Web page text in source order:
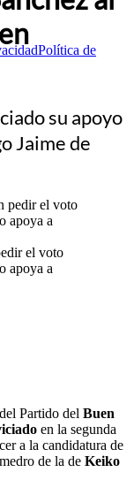
Política de
su apoyo
Jaime de
el voto
apoya a
Partido del Buen
en la segunda
a la candidatura de
de la de Keiko